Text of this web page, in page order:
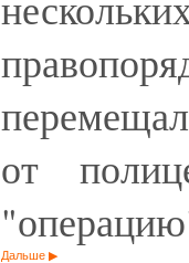
от
Дальше